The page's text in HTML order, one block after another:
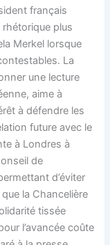
français
plus
Merkel lorsque
La
une lecture
aime à
à défendre les
future avec le
à Londres à
de
d’éviter
la Chancelière
tissée
l’avancée coûte